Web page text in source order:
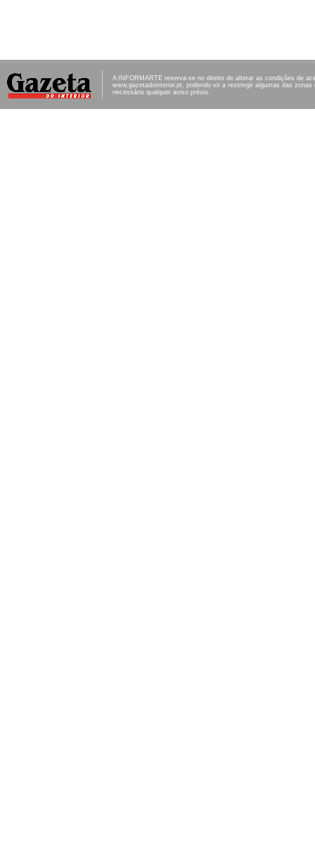
A INFORMARTE reserva-se no direito de alterar as condições de
www.gazetadointerior.pt, podendo vir a restringir algumas das
necessário qualquer aviso prévio.